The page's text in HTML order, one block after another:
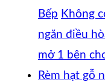
Bếp Không
ngăn điều
mở 1 bên
Rèm hạt gỗ